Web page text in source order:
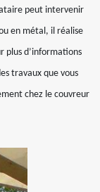
peut intervenir
en métal, il réalise
plus d’informations
travaux que vous
chez le couvreur